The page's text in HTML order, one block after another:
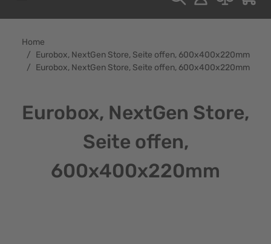
Home
/ Eurobox, NextGen Store, Seite offen, 600x400x220mm
/ Eurobox, NextGen Store, Seite offen, 600x400x220mm
Eurobox, NextGen Store,
Seite offen,
600x400x220mm